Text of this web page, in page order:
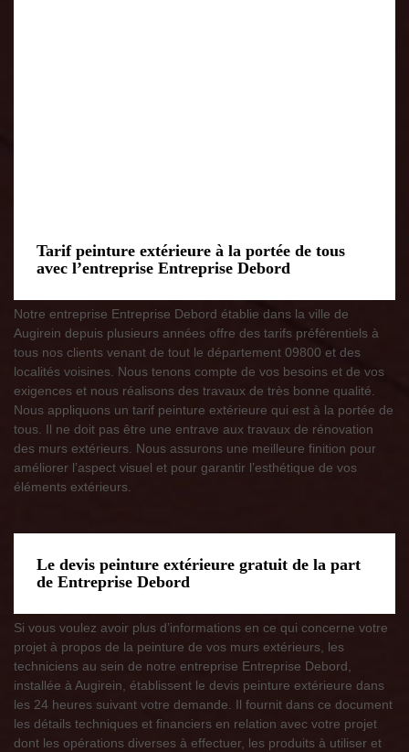
Tarif peinture extérieure à la portée de tous
avec l’entreprise Entreprise Debord
Notre entreprise Entreprise Debord établie dans la ville de
Augirein depuis plusieurs années offre des tarifs préférentiels à
tous nos clients venant de tout le département 09800 et des
localités voisines. Nous tenons compte de vos besoins et de vos
exigences et nous réalisons des travaux de très bonne qualité.
Nous appliquons un tarif peinture extérieure qui est à la portée de
tous. Il ne doit pas être une entrave aux travaux de rénovation
des murs extérieurs. Nous assurons une meilleure finition pour
améliorer l’aspect visuel et pour garantir l’esthétique de vos
éléments extérieurs.
Le devis peinture extérieure gratuit de la part
de Entreprise Debord
Si vous voulez avoir plus d’informations en ce qui concerne votre
projet à propos de la peinture de vos murs extérieurs, les
techniciens au sein de notre entreprise Entreprise Debord,
installée à Augirein, établissent le devis peinture extérieure dans
les 24 heures suivant votre demande. Il fournit dans ce document
les détails techniques et financiers en relation avec votre projet
dont les opérations diverses à effectuer, les produits à utiliser et